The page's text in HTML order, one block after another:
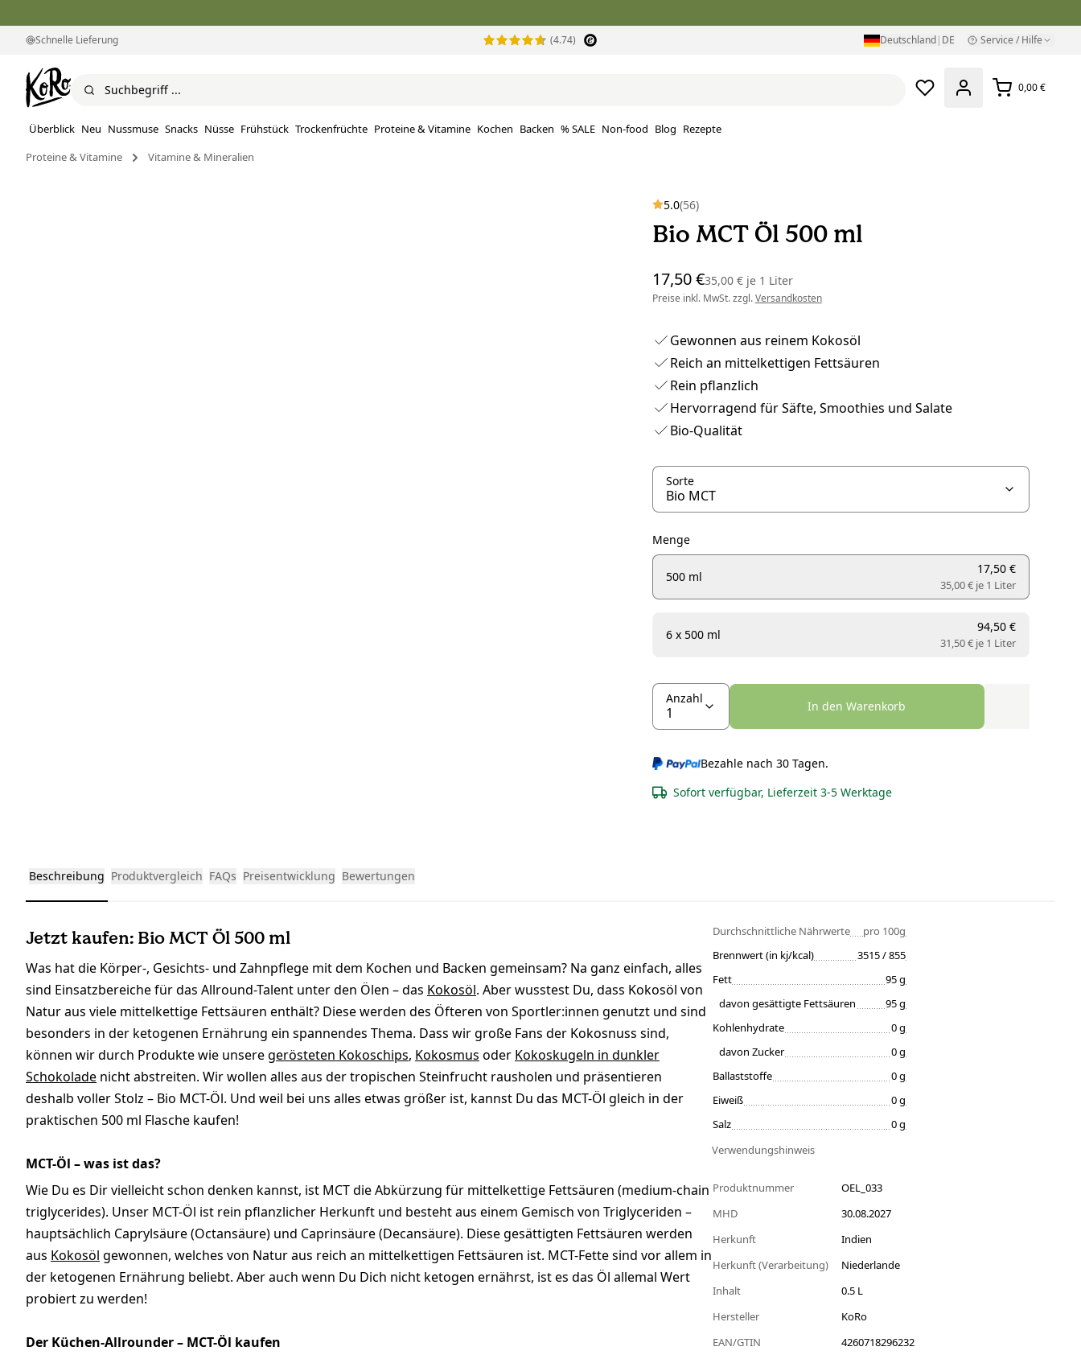
Schnelle Lieferung (4.74) Deutschland| DE Service / Hilfe
0,00 €
Überblick Neu Nussmuse Snacks Nüsse Frühstück Trockenfrüchte Proteine ​​& Vitamine Kochen Backen % SALE Non-food Blog Rezepte
Proteine ​​& Vitamine
Vitamine & Mineralien
5.0(56)
Bio MCT Öl 500 ml
17,50 €35,00 € je1 Liter
Preise inkl. MwSt. zzgl.Versandkosten
Gewonnen aus reinem Kokosöl
Reich an mittelkettigen Fettsäuren
Rein pflanzlich
Hervorragend für Säfte, Smoothies und Salate
Bio-Qualität
Sorte
Menge
500 ml
17,50 €
35,00 € je1 Liter
6 x 500 ml
94,50 €
31,50 € je1 Liter
Anzahl
In den Warenkorb
Bezahle nach 30 Tagen.
Sofort verfügbar, Lieferzeit 3-5 Werktage
Beschreibung Produktvergleich FAQs Preisentwicklung Bewertungen
Jetzt kaufen: Bio MCT Öl 500 ml
Was hat die Körper-, Gesichts- und Zahnpflege mit dem Kochen und Backen gemeinsam? Na ganz einfach, alles
sind Einsatzbereiche für das Allround-Talent unter den Ölen – das Kokosöl. Aber wusstest Du, dass Kokosöl von
Natur aus viele mittelkettige Fettsäuren enthält? Diese werden des Öfteren von Sportler:innen genutzt und sind
besonders in der ketogenen Ernährung ein spannendes Thema. Dass wir große Fans der Kokosnuss sind,
können wir durch Produkte wie unseregerösteten Kokoschips, Kokosmus oder Kokoskugeln in dunkler
Schokolade nicht abstreiten. Wir wollen alles aus der tropischen Steinfrucht rausholen und präsentieren
deshalb voller Stolz – Bio MCT-Öl. Und weil bei uns alles etwas größer ist, kannst Du das MCT-Öl gleich in der
praktischen 500 ml Flasche kaufen!
MCT-Öl – was ist das?
Wie Du es Dir vielleicht schon denken kannst, ist MCT die Abkürzung für mittelkettige Fettsäuren (medium-chain
triglycerides). Unser MCT-Öl ist rein pflanzlicher Herkunft und besteht aus einem Gemisch von Triglyceriden –
hauptsächlich Caprylsäure (Octansäure) und Caprinsäure (Decansäure). Diese gesättigten Fettsäuren werden
aus Kokosöl gewonnen, welches von Natur aus reich an mittelkettigen Fettsäuren ist. MCT-Fette sind vor allem in
der ketogenen Ernährung beliebt. Aber auch wenn Du Dich nicht ketogen ernährst, ist es das Öl allemal Wert
probiert zu werden!
Der Küchen-Allrounder – MCT-Öl kaufen
Durchschnittliche Nährwerte
pro 100g
Brennwert (in kj/kcal)
3515 / 855
Fett
95 g
davon gesättigte Fettsäuren
95 g
Kohlenhydrate
0 g
davon Zucker
0 g
Ballaststoffe
0 g
Eiweiß
0 g
Salz
0 g
Verwendungshinweis
Produktnummer
OEL_033
MHD
30.08.2027
Herkunft
Indien
Herkunft (Verarbeitung)
Niederlande
Inhalt
0.5 L
Hersteller
KoRo
EAN/GTIN
4260718296232